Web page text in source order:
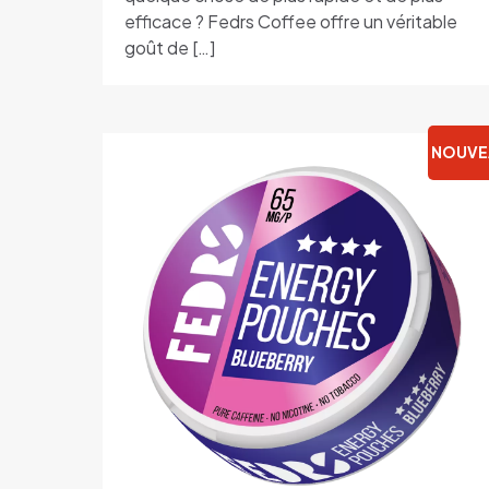
efficace ? Fedrs Coffee offre un véritable
goût de […]